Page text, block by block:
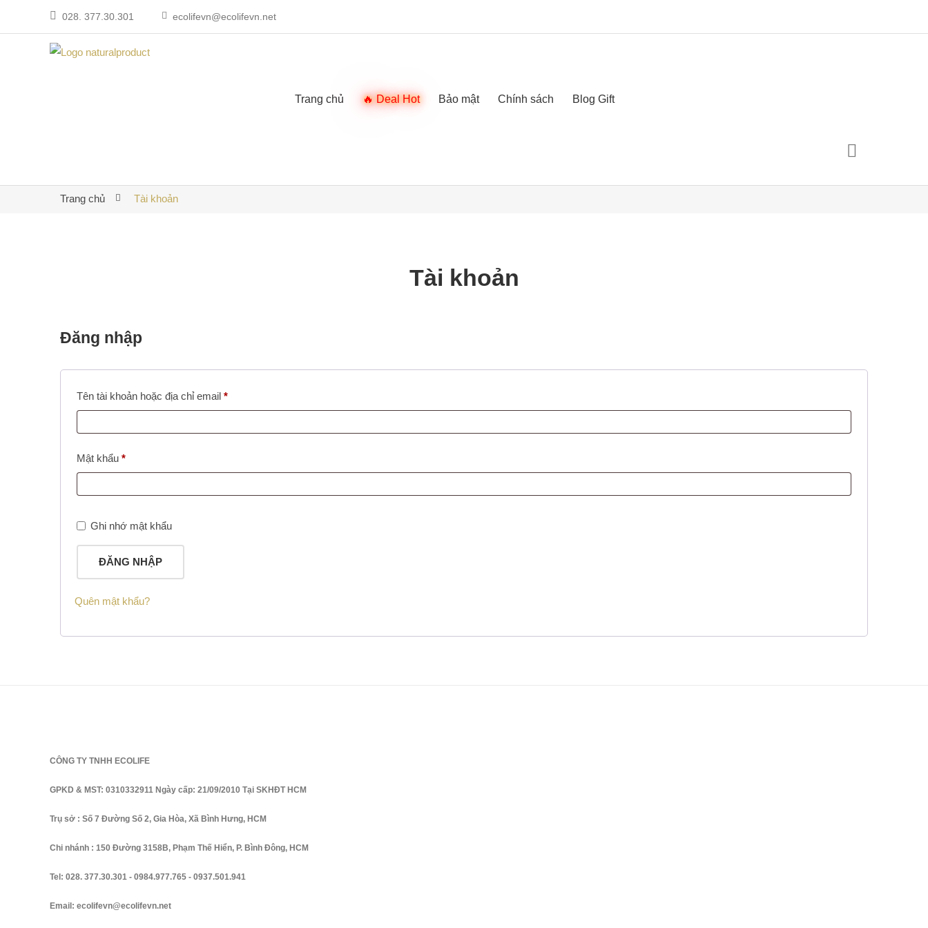
028. 377.30.301 ecolifevn@ecolifevn.net
Trang chủ Deal Hot Bảo mật Chính sách Blog Gift
Trang chủ Tài khoản
Tài khoản
Đăng nhập
Tên tài khoản hoặc địa chỉ email *Bắt
Mật khẩu *Bắt
Ghi nhớ mật khẩu
ĐĂNG NHẬP
Quên mật khẩu?
CÔNG TY TNHH ECOLIFE
GPKD & MST: 0310332911 Ngày cấp: 21/09/2010 Tại SKHĐT HCM
Trụ sở : Số 7 Đường Số 2, Gia Hòa, Xã Bình Hưng, HCM
Chi nhánh : 150 Đường 3158B, Phạm Thế Hiển, P. Bình Đông, HCM
Tel: 028. 377.30.301 - 0984.977.765 - 0937.501.941
Email: ecolifevn@ecolifevn.net